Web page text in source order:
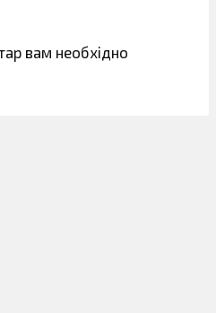
вам необхідно